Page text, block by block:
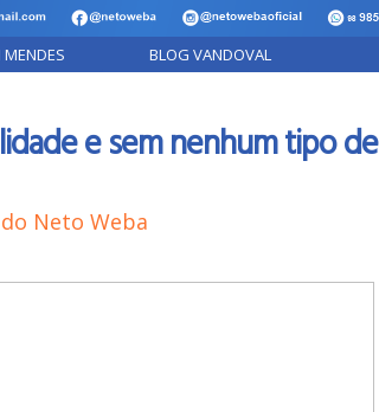
MENDES BLOG VANDOVAL
e sem nenhum tipo de
Neto Weba